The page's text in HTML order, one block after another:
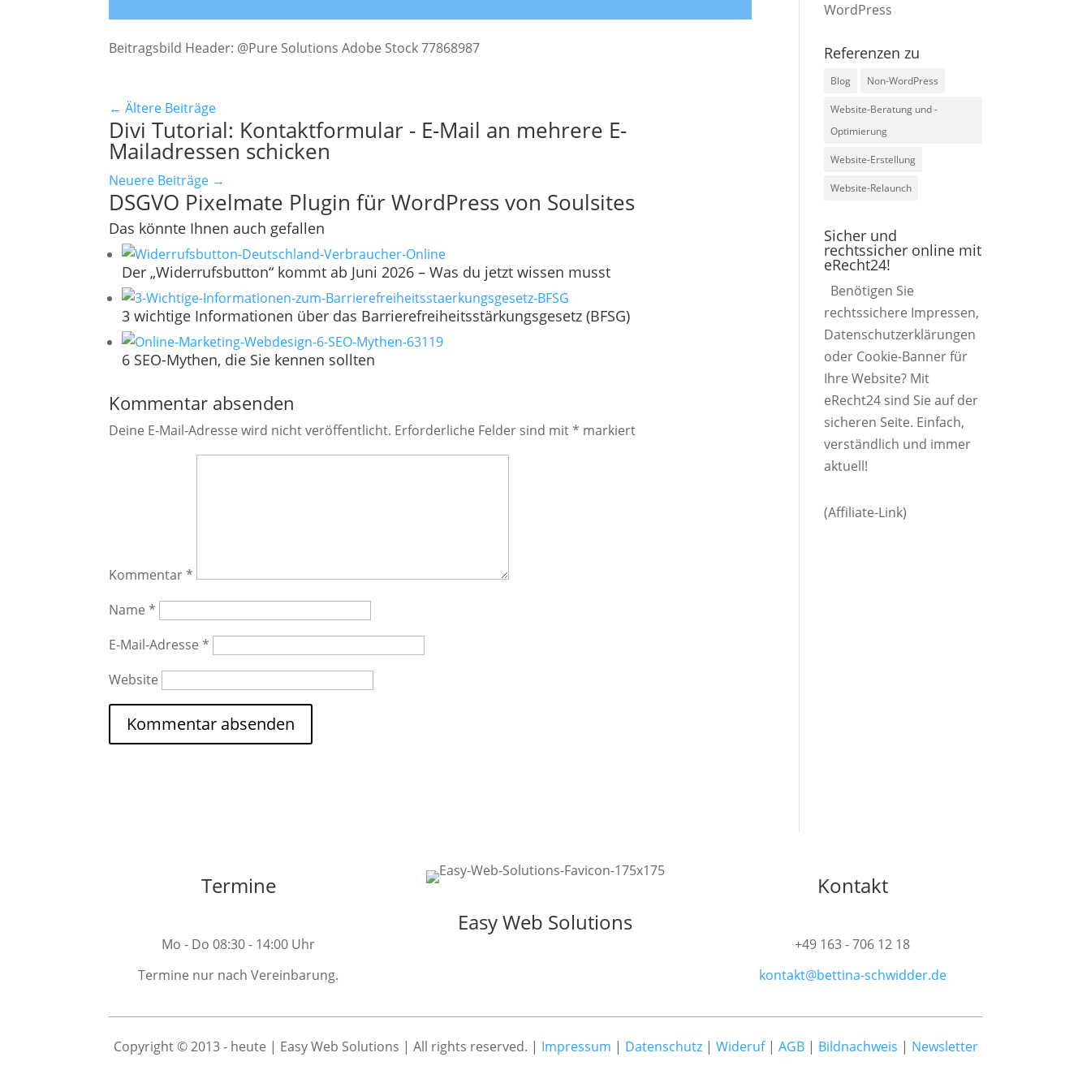
Beitragsbild Header: @Pure Solutions Adobe Stock 77868987
← Ältere Beiträge
Divi Tutorial: Kontaktformular - E-Mail an mehrere E-
Mailadressen schicken
Neuere Beiträge →
DSGVO Pixelmate Plugin für WordPress von Soulsites
Das könnte Ihnen auch gefallen
Der „Widerrufsbutton“ kommt ab Juni 2026 – Was du jetzt wissen musst
3 wichtige Informationen über das Barrierefreiheitsstärkungsgesetz (BFSG)
6 SEO-Mythen, die Sie kennen sollten
Kommentar absenden
Deine E-Mail-Adresse wird nicht veröffentlicht. Erforderliche Felder sind mit* markiert
Kommentar*
Name*
E-Mail-Adresse*
Website
WordPress
Referenzen zu
Blog Non-WordPress
Website-Beratung und -
Optimierung
Website-Erstellung
Website-Relaunch
Sicher und
rechtssicher online mit
eRecht24!
Benötigen Sie
rechtssichere Impressen,
Datenschutzerklärungen
oder Cookie-Banner für
Ihre Website? Mit
eRecht24 sind Sie auf der
sicheren Seite. Einfach,
verständlich und immer
aktuell!
(Affiliate-Link)
Termine
Mo - Do 08:30 - 14:00 Uhr
Termine nur nach Vereinbarung.
Easy Web Solutions
Kontakt
+49 163 - 706 12 18
kontakt@bettina-schwidder.de
Copyright © 2013 - heute | Easy Web Solutions | All rights reserved. | Impressum | Datenschutz| Wideruf| AGB| Bildnachweis | Newsletter